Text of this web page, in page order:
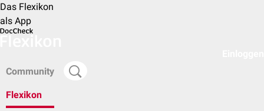
Das Flexikon
als App
Community
Flexikon